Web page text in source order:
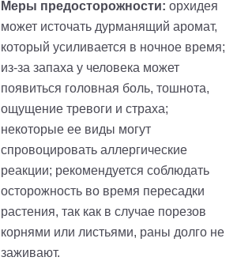
Меры предосторожности: орхидея
может источать дурманящий аромат,
который усиливается в ночное время;
из-за запаха у человека может
появиться головная боль, тошнота,
ощущение тревоги и страха;
некоторые ее виды могут
спровоцировать аллергические
реакции; рекомендуется соблюдать
осторожность во время пересадки
растения, так как в случае порезов
корнями или листьями, раны долго не
заживают.